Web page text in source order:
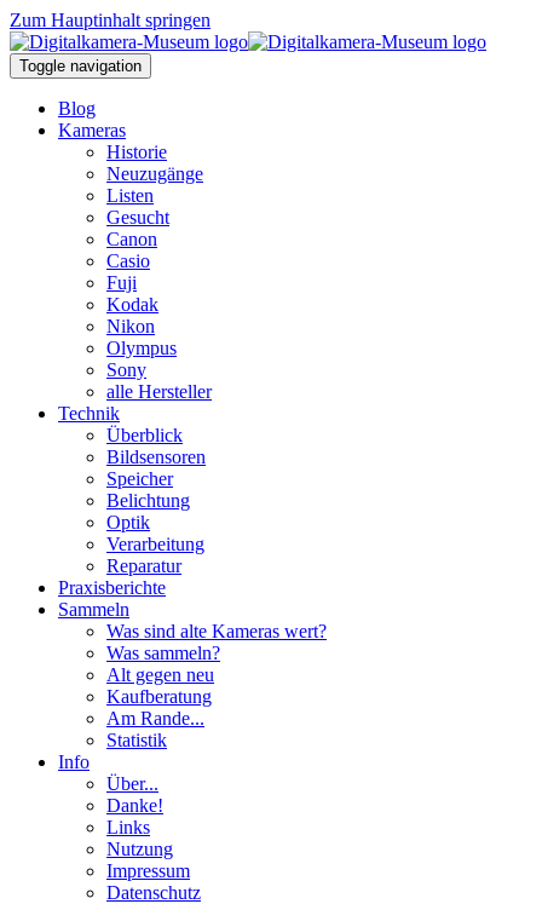
Zum Hauptinhalt springen
Toggle navigation
Blog
Kameras
Historie
Neuzugänge
Listen
Gesucht
Canon
Casio
Fuji
Kodak
Nikon
Olympus
Sony
alle Hersteller
Technik
Überblick
Bildsensoren
Speicher
Belichtung
Optik
Verarbeitung
Reparatur
Praxisberichte
Sammeln
Was sind alte Kameras wert?
Was sammeln?
Alt gegen neu
Kaufberatung
Am Rande...
Statistik
Info
Über...
Danke!
Links
Nutzung
Impressum
Datenschutz